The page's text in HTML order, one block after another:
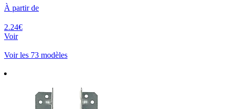
À partir de
2.24€
Voir
Voir les 73 modèles